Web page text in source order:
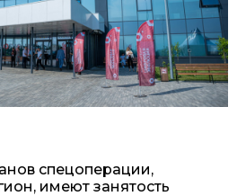
спецоперации,
имеют занятость